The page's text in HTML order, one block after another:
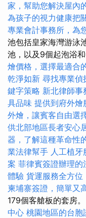
家，幫助您解決屋內
為孩子的視力健康把
專業會計事務所，為
池包括皇家海灣游泳
池，以及9個起泡浴
燴價格，選擇最適合
乾淨如新 尋找專業偵
鍵字策略 新北律師事
具品味 提供到府外燴
外燴，讓賓客自由選
供北部地區長者安心
器，了解這種革命性
業法律幫手 人工植
案 菲律賓簽證辦理的
體驗 貨運服務全方位
柬埔寨簽證，簡單又
179個客艙板的套房。
中心 桃園地區的台胞